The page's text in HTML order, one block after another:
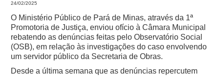
24/02/2025
O Ministério Público de Pará de Minas, através da 1ª
Promotoria de Justiça, enviou ofício à Câmara Municipal
rebatendo as denúncias feitas pelo Observatório Social
(OSB), em relação às investigações do caso envolvendo
um servidor público da Secretaria de Obras.
Desde a última semana que as denúncias repercutem